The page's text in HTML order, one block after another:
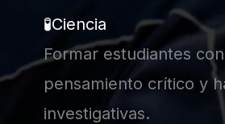
🧪Ciencia
Formar estudiantes con
pensamiento crítico y
investigativas.